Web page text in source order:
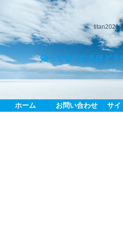
知ってる？なるほど？
ホーム お問い合わせ サイ